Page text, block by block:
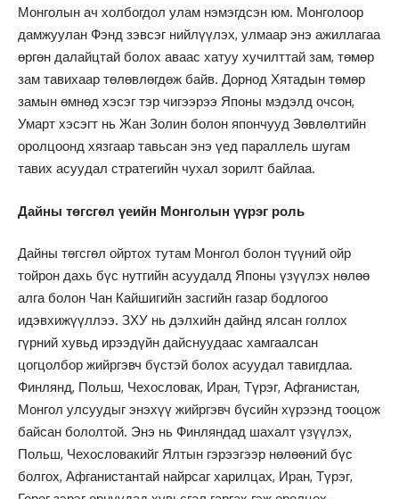
Монголын ач холбогдол улам нэмэгдсэн юм. Монголоор
дамжуулан Фэнд зэвсэг нийлүүлэх, улмаар энэ ажиллагаа
өргөн далайцтай болох аваас хатуу хучилттай зам, төмөр
зам тавихаар төлөвлөгдөж байв. Дорнод Хятадын төмөр
замын өмнөд хэсэг тэр чигээрээ Японы мэдэлд очсон,
Умарт хэсэгт нь Жан Золин болон япончууд Зөвлөлтийн
оролцоонд хязгаар тавьсан энэ үед параллель шугам
тавих асуудал стратегийн чухал зорилт байлаа.
Дайны төгсгөл үеийн Монголын үүрэг роль
Дайны төгсгөл ойртох тутам Монгол болон түүний ойр
тойрон дахь бүс нутгийн асуудалд Японы үзүүлэх нөлөө
алга болон Чан Кайшигийн засгийн газар бодлогоо
идэвхижүүллээ. ЗХУ нь дэлхийн дайнд ялсан голлох
гүрний хувьд ирээдүйн дайснуудаас хамгаалсан
цогцолбор жийргэвч бүстэй болох асуудал тавигдлаа.
Финлянд, Польш, Чехословак, Иран, Түрэг, Афганистан,
Монгол улсуудыг энэхүү жийргэвч бүсийн хүрээнд тооцож
байсан бололтой. Энэ нь Финляндад шахалт үзүүлэх,
Польш, Чехословакийг Ялтын гэрээгээр нөлөөний бүс
болгох, Афганистантай найрсаг харилцах, Иран, Түрэг,